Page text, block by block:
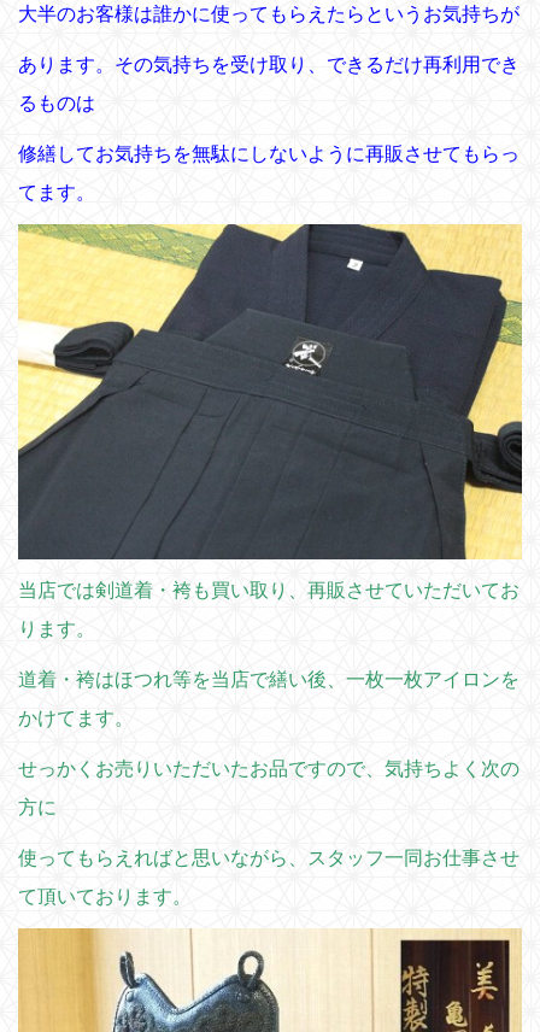
大半のお客様は誰かに使ってもらえたらというお気持ちが
あります。その気持ちを受け取り、できるだけ再利用でき
るものは
修繕してお気持ちを無駄にしないように再販させてもらっ
てます。
当店では剣道着・袴も買い取り、再販させていただいてお
ります。
道着・袴はほつれ等を当店で繕い後、一枚一枚アイロンを
かけてます。
せっかくお売りいただいたお品ですので、気持ちよく次の
方に
使ってもらえればと思いながら、スタッフ一同お仕事させ
て頂いております。